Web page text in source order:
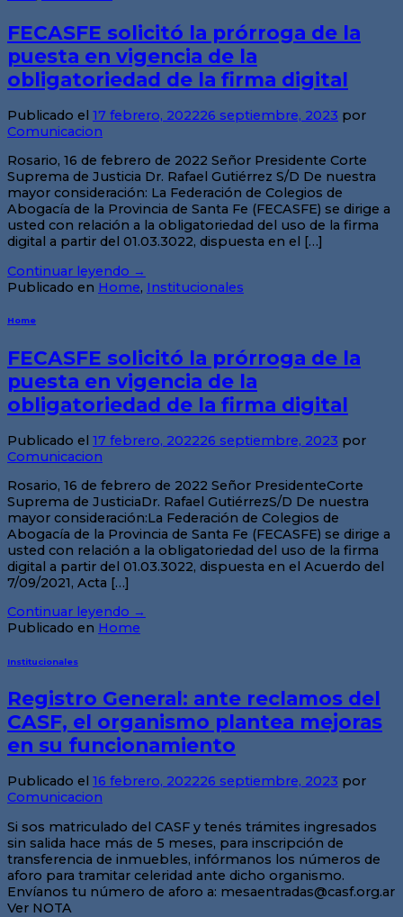
FECASFE solicitó la prórroga de la
puesta en vigencia de la
obligatoriedad de la firma digital
Publicado el 17 febrero, 202226 septiembre, 2023 por
Comunicacion
Rosario, 16 de febrero de 2022 Señor Presidente Corte
Suprema de Justicia Dr. Rafael Gutiérrez S/D De nuestra
mayor consideración: La Federación de Colegios de
Abogacía de la Provincia de Santa Fe (FECASFE) se dirige a
usted con relación a la obligatoriedad del uso de la firma
digital a partir del 01.03.3022, dispuesta en el […]
Continuar leyendo →
Publicado en Home, Institucionales
Home
FECASFE solicitó la prórroga de la
puesta en vigencia de la
obligatoriedad de la firma digital
Publicado el 17 febrero, 202226 septiembre, 2023 por
Comunicacion
Rosario, 16 de febrero de 2022 Señor PresidenteCorte
Suprema de JusticiaDr. Rafael GutiérrezS/D De nuestra
mayor consideración:La Federación de Colegios de
Abogacía de la Provincia de Santa Fe (FECASFE) se dirige a
usted con relación a la obligatoriedad del uso de la firma
digital a partir del 01.03.3022, dispuesta en el Acuerdo del
7/09/2021, Acta […]
Continuar leyendo →
Publicado en Home
Institucionales
Registro General: ante reclamos del
CASF, el organismo plantea mejoras
en su funcionamiento
Publicado el 16 febrero, 202226 septiembre, 2023 por
Comunicacion
Si sos matriculado del CASF y tenés trámites ingresados
sin salida hace más de 5 meses, para inscripción de
transferencia de inmuebles, infórmanos los números de
aforo para tramitar celeridad ante dicho organismo.
Envíanos tu número de aforo a: mesaentradas@casf.org.ar
Ver NOTA